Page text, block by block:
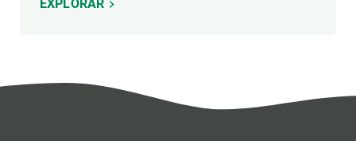
EXPLORAR